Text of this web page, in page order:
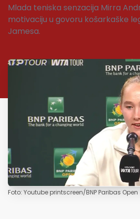
Mlada teniska senzacija Mirra
motivaciju u govoru košarkaške
Jamesa.
Foto: Youtube printscreen/BNP Paribas Open